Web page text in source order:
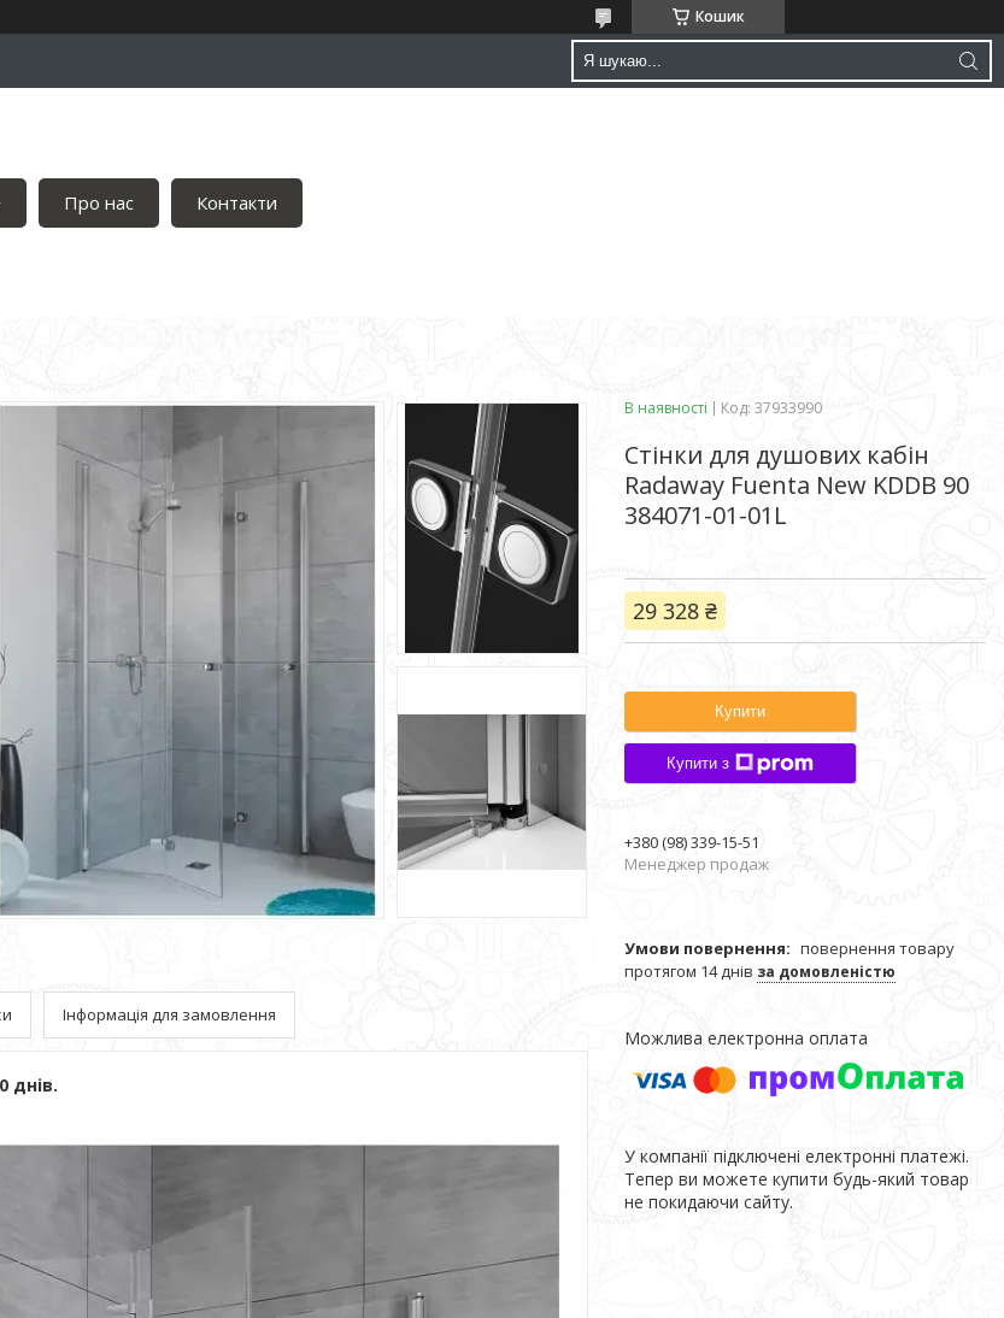
Кошик
Про нас Контакти
Інформація для замовлення
днів.
В наявності Код: 37933990
Стінки для душових кабін
Radaway Fuenta New KDDB 90
384071-01-01L
29 328 ₴
Купити
Купити з
+380 (98) 339-15-51
Менеджер продаж
повернення товару
протягом 14 днів за домовленістю
У компанії підключені електронні платежі.
Тепер ви можете купити будь-який товар
не покидаючи сайту.